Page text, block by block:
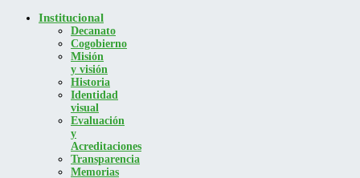
Institucional
Decanato
Cogobierno
Misión
y visión
Historia
Identidad
visual
Evaluación
y
Acreditaciones
Transparencia
Memorias